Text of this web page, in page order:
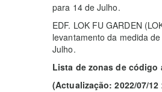
para 14 de Julho.
EDF. LOK FU GARDEN
levantamento da medida
Julho.
Lista de zonas de código
(Actualização: 2022/07/12